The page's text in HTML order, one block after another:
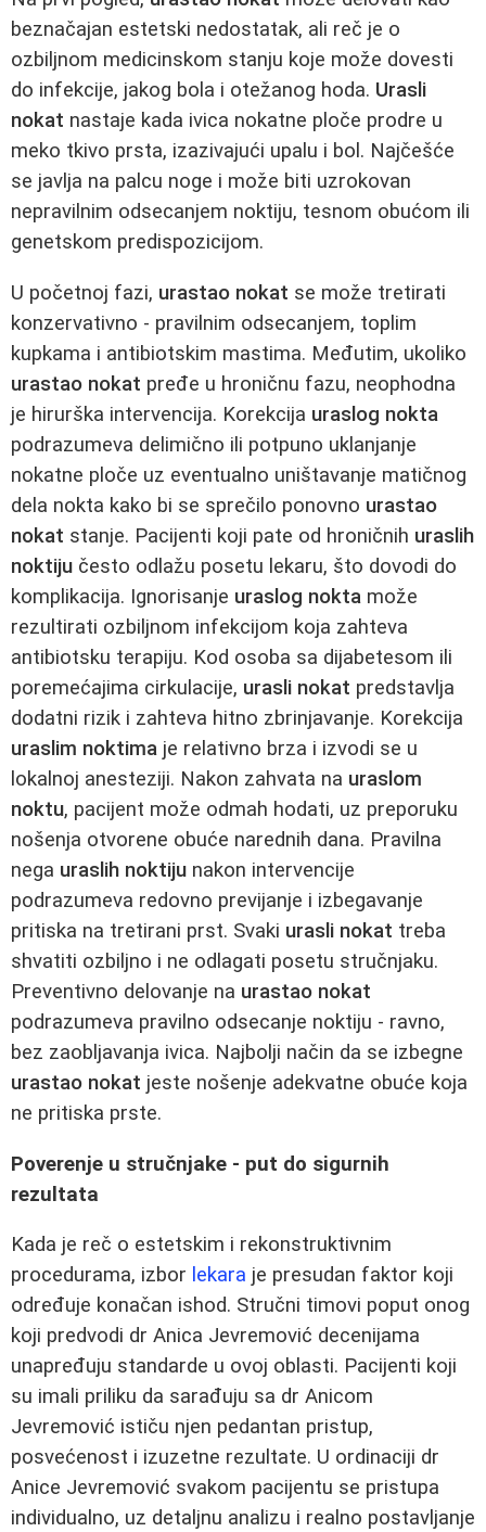
beznačajan estetski nedostatak, ali reč je o
ozbiljnom medicinskom stanju koje može dovesti
do infekcije, jakog bola i otežanog hoda. Urasli
nokat nastaje kada ivica nokatne ploče prodre u
meko tkivo prsta, izazivajući upalu i bol. Najčešće
se javlja na palcu noge i može biti uzrokovan
nepravilnim odsecanjem noktiju, tesnom obućom ili
genetskom predispozicijom.
U početnoj fazi, urastao nokat se može tretirati
konzervativno - pravilnim odsecanjem, toplim
kupkama i antibiotskim mastima. Međutim, ukoliko
urastao nokat pređe u hroničnu fazu, neophodna
je hirurška intervencija. Korekcija uraslog nokta
podrazumeva delimično ili potpuno uklanjanje
nokatne ploče uz eventualno uništavanje matičnog
dela nokta kako bi se sprečilo ponovno urastao
nokat stanje. Pacijenti koji pate od hroničnih uraslih
noktiju često odlažu posetu lekaru, što dovodi do
komplikacija. Ignorisanje uraslog nokta može
rezultirati ozbiljnom infekcijom koja zahteva
antibiotsku terapiju. Kod osoba sa dijabetesom ili
poremećajima cirkulacije, urasli nokat predstavlja
dodatni rizik i zahteva hitno zbrinjavanje. Korekcija
uraslim noktima je relativno brza i izvodi se u
lokalnoj anesteziji. Nakon zahvata na uraslom
noktu, pacijent može odmah hodati, uz preporuku
nošenja otvorene obuće narednih dana. Pravilna
nega uraslih noktiju nakon intervencije
podrazumeva redovno previjanje i izbegavanje
pritiska na tretirani prst. Svaki urasli nokat treba
shvatiti ozbiljno i ne odlagati posetu stručnjaku.
Preventivno delovanje na urastao nokat
podrazumeva pravilno odsecanje noktiju - ravno,
bez zaobljavanja ivica. Najbolji način da se izbegne
urastao nokat jeste nošenje adekvatne obuće koja
ne pritiska prste.
Poverenje u stručnjake - put do sigurnih
rezultata
Kada je reč o estetskim i rekonstruktivnim
procedurama, izbor lekara je presudan faktor koji
određuje konačan ishod. Stručni timovi poput onog
koji predvodi dr Anica Jevremović decenijama
unapređuju standarde u ovoj oblasti. Pacijenti koji
su imali priliku da sarađuju sa dr Anicom
Jevremović ističu njen pedantan pristup,
posvećenost i izuzetne rezultate. U ordinaciji dr
Anice Jevremović svakom pacijentu se pristupa
individualno, uz detaljnu analizu i realno postavljanje